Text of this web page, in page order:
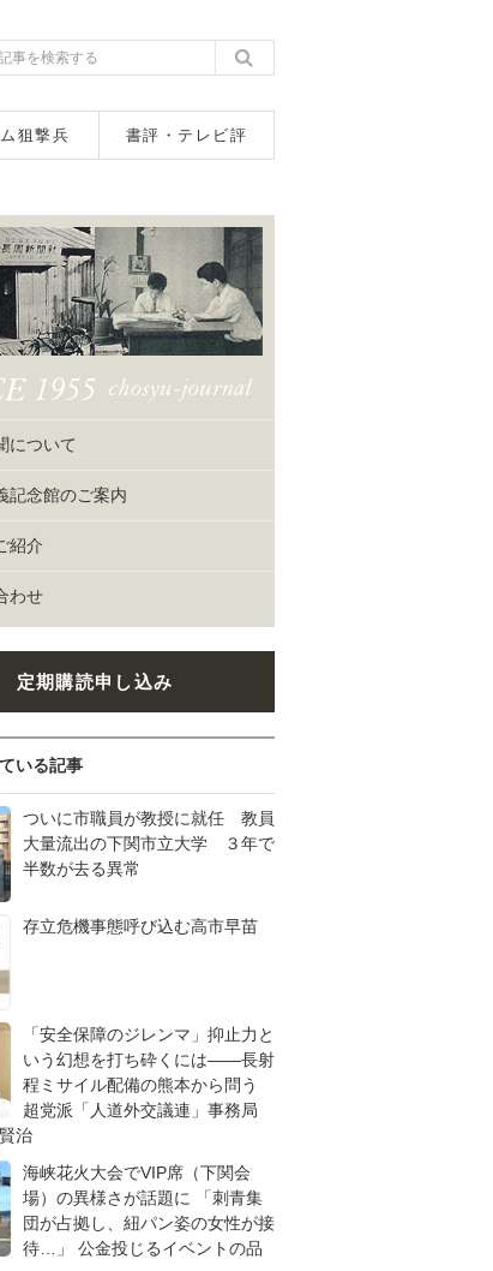
狙撃兵 書評・テレビ評
について
記念館のご案内
紹介
わせ
定期購読申し込み
いる記事
ついに市職員が教授に就任 教員
大量流出の下関市立大学 ３年で
半数が去る異常
存立危機事態呼び込む高市早苗
「安全保障のジレンマ」抑止力と
いう幻想を打ち砕くには――長射
程ミサイル配備の熊本から問う
超党派「人道外交議連」事務局
治
海峡花火大会でVIP席（下関会
場）の異様さが話題に 「刺青集
団が占拠し、紐パン姿の女性が接
待…」 公金投じるイベントの品